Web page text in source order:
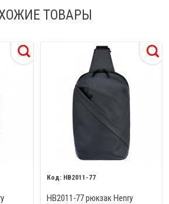
ТОВАРЫ
HB2011-77
HB2011-77 рюкзак Henry